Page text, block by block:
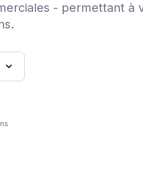
- permettant à